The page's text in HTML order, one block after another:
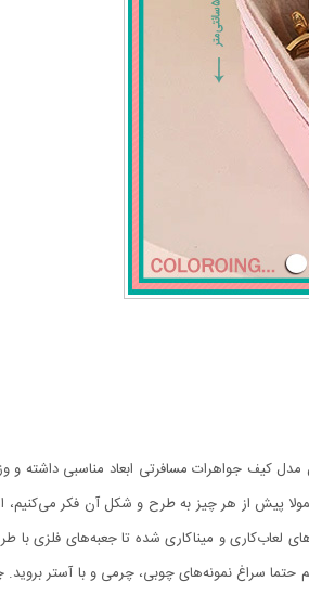
کیف جواهرات مسافرتی ابعاد مناسبی داشته و
پیش از هر چیز به طرح و شکل آن فکر می‌کنیم،
لعاب‌کاری و میناکاری شده تا جعبه‌های فلزی با
حتما سراغ نمونه‌های چوبی، چرمی و با آستر